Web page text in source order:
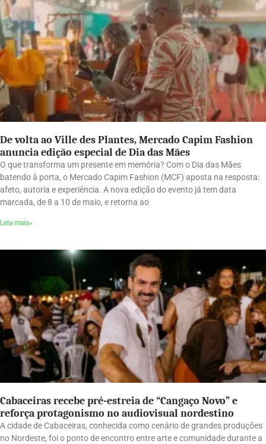
De volta ao Ville des Plantes, Mercado Capim Fashion
anuncia edição especial de Dia das Mães
O que transforma um presente em memória? Com o Dia das Mães
batendo à porta, o Mercado Capim Fashion (MCF) aposta na resposta:
afeto, autoria e experiência. A nova edição do evento já tem data
marcada, de 8 a 10 de maio, e retorna ao
Leia mais»
Cabaceiras recebe pré-estreia de “Cangaço Novo” e
reforça protagonismo no audiovisual nordestino
A cidade de Cabaceiras, conhecida como cenário de grandes produções
no Nordeste, foi o ponto de encontro entre arte e comunidade durante a